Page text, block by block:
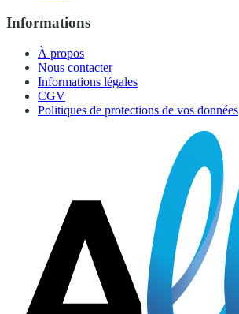
Informations
À propos
Nous contacter
Informations légales
CGV
Politiques de protections de vos données